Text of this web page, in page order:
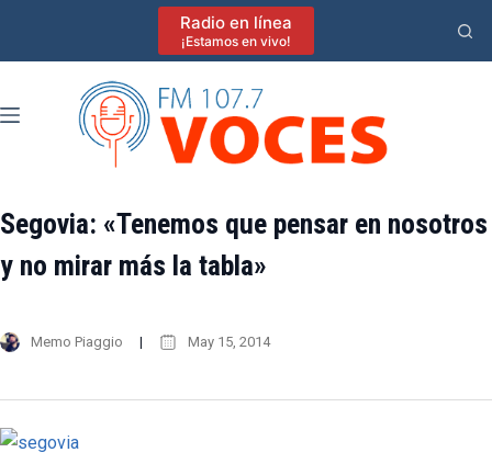
Radio en línea
¡Estamos en vivo!
Segovia: «Tenemos que pensar en nosotros
y no mirar más la tabla»
Memo Piaggio May 15, 2014